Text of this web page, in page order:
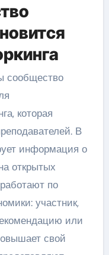
сообщество
которая
В
информация о
открытых
по
участник,
или
свой